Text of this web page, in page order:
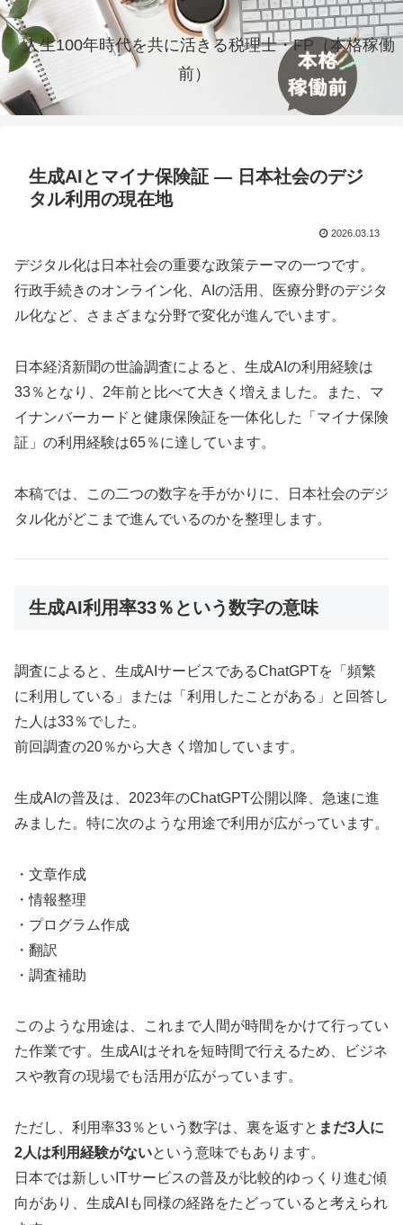
人生100年時代を共に活きる税理士・FP（本格稼働
前）
生成AIとマイナ保険証 ― 日本社会のデジ
タル利用の現在地
2026.03.13
デジタル化は日本社会の重要な政策テーマの一つです。
行政手続きのオンライン化、AIの活用、医療分野のデジタ
ル化など、さまざまな分野で変化が進んでいます。
日本経済新聞の世論調査によると、生成AIの利用経験は
33％となり、2年前と比べて大きく増えました。また、マ
イナンバーカードと健康保険証を一体化した「マイナ保険
証」の利用経験は65％に達しています。
本稿では、この二つの数字を手がかりに、日本社会のデジ
タル化がどこまで進んでいるのかを整理します。
生成AI利用率33％という数字の意味
調査によると、生成AIサービスであるChatGPTを「頻繁
に利用している」または「利用したことがある」と回答し
た人は33％でした。
前回調査の20％から大きく増加しています。
生成AIの普及は、2023年のChatGPT公開以降、急速に進
みました。特に次のような用途で利用が広がっています。
・文章作成
・情報整理
・プログラム作成
・翻訳
・調査補助
このような用途は、これまで人間が時間をかけて行ってい
た作業です。生成AIはそれを短時間で行えるため、ビジネ
スや教育の現場でも活用が広がっています。
ただし、利用率33％という数字は、裏を返すと まだ3人に
2人は利用経験がないという意味でもあります。
日本では新しいITサービスの普及が比較的ゆっくり進む傾
向があり、生成AIも同様の経路をたどっていると考えられ